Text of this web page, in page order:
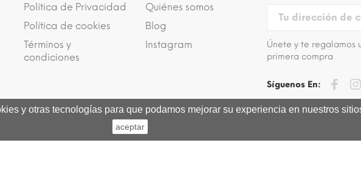
Política de Privacidad
Política de cookies
Términos y
condiciones
Quiénes somos
Blog
Instagram
Únete y te regalamos
primera compra
Síguenos En:
y otras tecnologías para que podamos mejorar su experiencia en nuestros
aceptar